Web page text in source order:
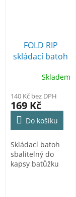
FOLD RIP
skládací batoh
Skladem
140 Kč bez DPH
169 Kč
Do košíku
Skládací batoh
sbalitelný do
kapsy batůžku